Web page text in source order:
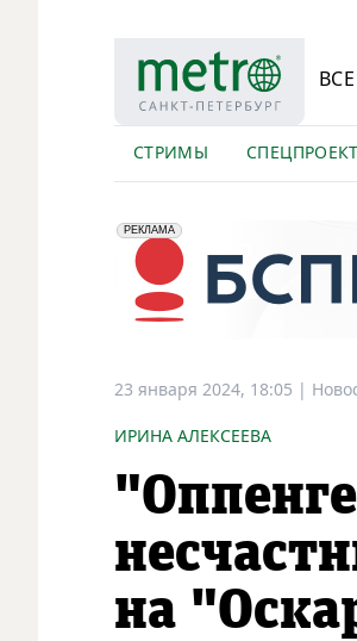
СТРИМЫ
erid: 2VfnxyFybV5
РЕКЛАМА
ПАО "Банк "Санкт-Петербург", ИНН:
23 января 2024, 18:05 |
ИРИНА АЛЕКСЕЕВА
на